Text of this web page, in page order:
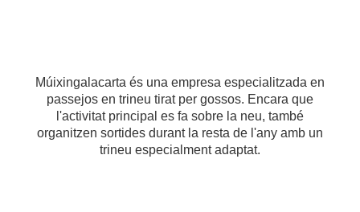
Múixingalacarta és una empresa especialitzada en
passejos en trineu tirat per gossos. Encara que
l'activitat principal es fa sobre la neu, també
organitzen sortides durant la resta de l'any amb un
trineu especialment adaptat.